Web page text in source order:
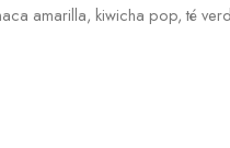
amarilla, kiwicha pop, té